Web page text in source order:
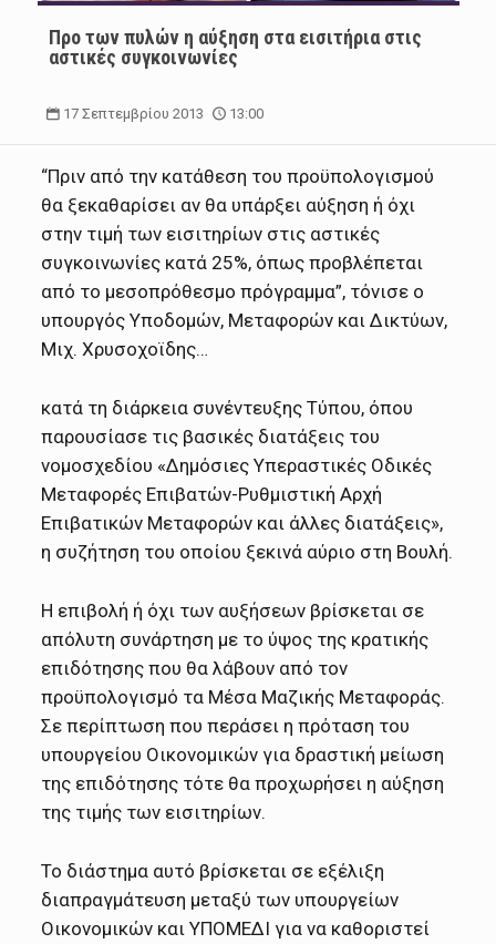
Προ των πυλών η αύξηση στα εισιτήρια στις
αστικές συγκοινωνίες
17 Σεπτεμβρίου 2013 13:00
“Πριν από την κατάθεση του προϋπολογισμού
θα ξεκαθαρίσει αν θα υπάρξει αύξηση ή όχι
στην τιμή των εισιτηρίων στις αστικές
συγκοινωνίες κατά 25%, όπως προβλέπεται
από το μεσοπρόθεσμο πρόγραμμα”, τόνισε ο
υπουργός Υποδομών, Μεταφορών και Δικτύων,
Μιχ. Χρυσοχοϊδης…
κατά τη διάρκεια συνέντευξης Τύπου, όπου
παρουσίασε τις βασικές διατάξεις του
νομοσχεδίου «Δημόσιες Υπεραστικές Οδικές
Μεταφορές Επιβατών-Ρυθμιστική Αρχή
Επιβατικών Μεταφορών και άλλες διατάξεις»,
η συζήτηση του οποίου ξεκινά αύριο στη Βουλή.
Η επιβολή ή όχι των αυξήσεων βρίσκεται σε
απόλυτη συνάρτηση με το ύψος της κρατικής
επιδότησης που θα λάβουν από τον
προϋπολογισμό τα Μέσα Μαζικής Μεταφοράς.
Σε περίπτωση που περάσει η πρόταση του
υπουργείου Οικονομικών για δραστική μείωση
της επιδότησης τότε θα προχωρήσει η αύξηση
της τιμής των εισιτηρίων.
Το διάστημα αυτό βρίσκεται σε εξέλιξη
διαπραγμάτευση μεταξύ των υπουργείων
Οικονομικών και ΥΠΟΜΕΔΙ για να καθοριστεί